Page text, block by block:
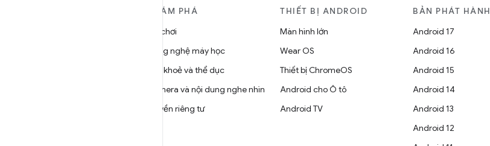
KHÁM PHÁ
Trò chơi
Công nghệ máy học
Sức khoẻ và thể dục
Camera và nội dung nghe nhìn
Quyền riêng tư
THIẾT BỊ ANDROID
Màn hình lớn
Wear OS
Thiết bị ChromeOS
Android cho Ô tô
Android TV
BẢN PHÁT HÀNH
Android 17
Android 16
Android 15
Android 14
Android 13
Android 12